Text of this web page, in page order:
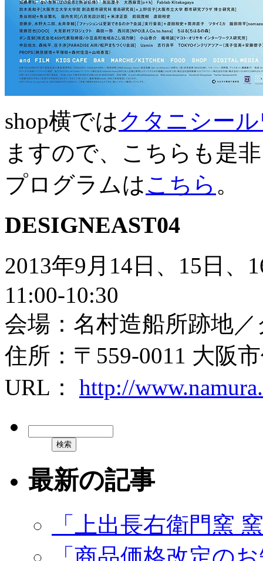
shop横ではクタニシー
ますので、こちらも是
プログラムはこちら 。
DESIGNEAST04
2013年9月14日、15日、
11:00-10:30
会場：名村造船所跡地
住所：〒559-0011 大阪
URL： http://
最新の記事
「上出長右衛門窯